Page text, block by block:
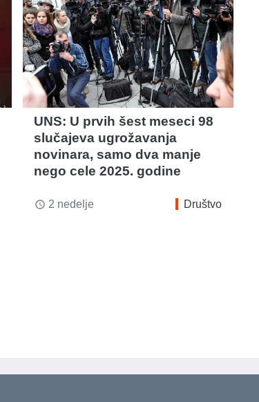
UNS: U prvih šest meseci 98
slučajeva ugrožavanja
novinara, samo dva manje
nego cele 2025. godine
access_time 2 nedelje Društvo